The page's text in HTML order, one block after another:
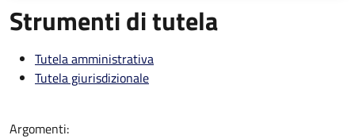
Strumenti di tutela
Tutela amministrativa
Tutela giurisdizionale
Argomenti: